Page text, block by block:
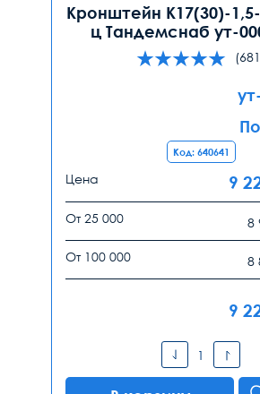
Кронштейн К17(30)-
ц Тандемснаб ут-
Код: 640641
Цена 9
От 25 000 8
От 100 000 8
9